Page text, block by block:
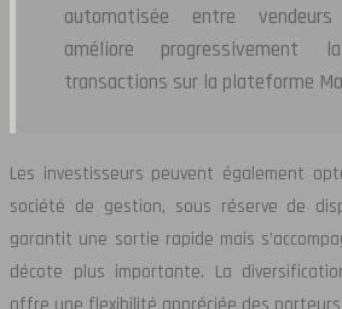
automatisée entre
améliore
transactions sur la plateforme
Les investisseurs peuvent également
société de gestion, sous réserve de
garantit une sortie rapide mais
décote plus importante. La
offre une flexibilité appréciée des